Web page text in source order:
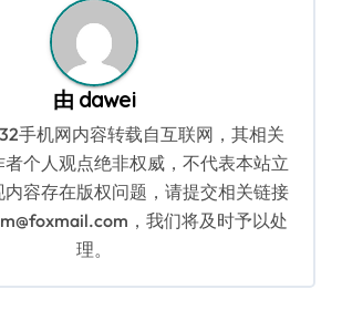
由 dawei
手机网内容转载自互联网，其相关
个人观点绝非权威，不代表本站立
容存在版权问题，请提交相关链接
，我们将及时予以处
理。